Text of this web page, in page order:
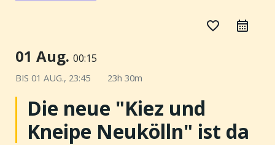
favorite_border
01 Aug. 00:15
BIS 01 AUG., 23:45 23h 30m
Die neue "Kiez und
Kneipe Neukölln" ist da